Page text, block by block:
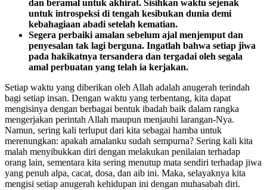
dan beramal untuk akhirat. Sisihkan waktu sejenak
untuk introspeksi di tengah kesibukan dunia demi
kebahagiaan abadi setelah kematian.
Segera perbaiki amalan sebelum ajal menjemput dan
penyesalan tak lagi berguna. Ingatlah bahwa setiap jiwa
pada hakikatnya tersandera dan tergadai oleh segala
amal perbuatan yang telah ia kerjakan.
Setiap waktu yang diberikan oleh Allah adalah anugerah terindah
bagi setiap insan. Dengan waktu yang terbentang, kita dapat
mengisinya dengan berbagai bentuk ibadah baik dalam rangka
mengerjakan perintah Allah maupun menjauhi larangan-Nya.
Namun, sering kali terluput dari kita sebagai hamba untuk
merenungkan: apakah amalanku sudah sempurna? Sering kali kita
malah menyibukkan diri dengan melakukan penilaian terhadap
orang lain, sementara kita sering menutup mata sendiri terhadap jiwa
yang penuh alpa, cacat, dosa, dan aib ini. Maka, selayaknya kita
mengisi setiap anugerah kehidupan ini dengan muhasabah diri.